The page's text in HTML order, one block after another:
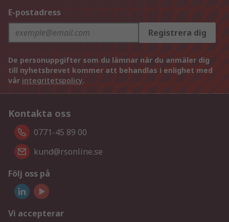
E-postadress
Registrera dig
De personuppgifter som du lämnar när du anmäler dig
till nyhetsbrevet kommer att behandlas i enlighet med
vår integritetspolicy.
Kontakta oss
0771-45 89 00
kund@rsonline.se
Följ oss på
Vi accepterar